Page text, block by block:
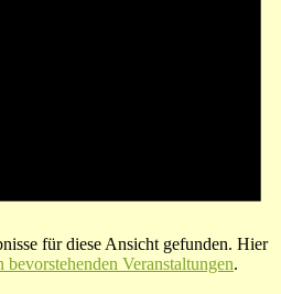
für diese Ansicht gefunden. Hier
bevorstehenden Veranstaltungen.